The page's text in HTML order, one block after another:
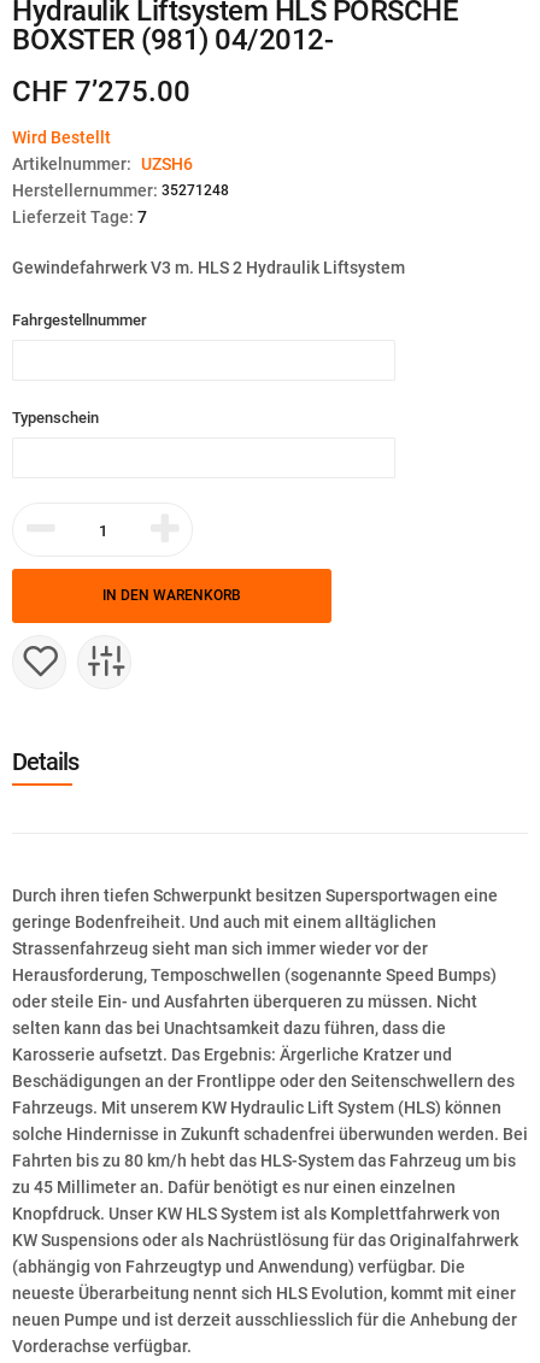
der
Bildgalerie
springen
Hydraulik Liftsystem HLS PORSCHE
BOXSTER (981) 04/2012-
CHF 7’275.00
Wird Bestellt
Artikelnummer: UZSH6
Herstellernummer: 35271248
Lieferzeit Tage: 7
Gewindefahrwerk V3 m. HLS 2 Hydraulik Liftsystem
Fahrgestellnummer
Typenschein
IN DEN WARENKORB
Details
Durch ihren tiefen Schwerpunkt besitzen Supersportwagen eine
geringe Bodenfreiheit. Und auch mit einem alltäglichen
Strassenfahrzeug sieht man sich immer wieder vor der
Herausforderung, Temposchwellen (sogenannte Speed Bumps)
oder steile Ein- und Ausfahrten überqueren zu müssen. Nicht
selten kann das bei Unachtsamkeit dazu führen, dass die
Karosserie aufsetzt. Das Ergebnis: Ärgerliche Kratzer und
Beschädigungen an der Frontlippe oder den Seitenschwellern des
Fahrzeugs. Mit unserem KW Hydraulic Lift System (HLS) können
solche Hindernisse in Zukunft schadenfrei überwunden werden. Bei
Fahrten bis zu 80 km/h hebt das HLS-System das Fahrzeug um bis
zu 45 Millimeter an. Dafür benötigt es nur einen einzelnen
Knopfdruck. Unser KW HLS System ist als Komplettfahrwerk von
KW Suspensions oder als Nachrüstlösung für das Originalfahrwerk
(abhängig von Fahrzeugtyp und Anwendung) verfügbar. Die
neueste Überarbeitung nennt sich HLS Evolution, kommt mit einer
neuen Pumpe und ist derzeit ausschliesslich für die Anhebung der
Vorderachse verfügbar.